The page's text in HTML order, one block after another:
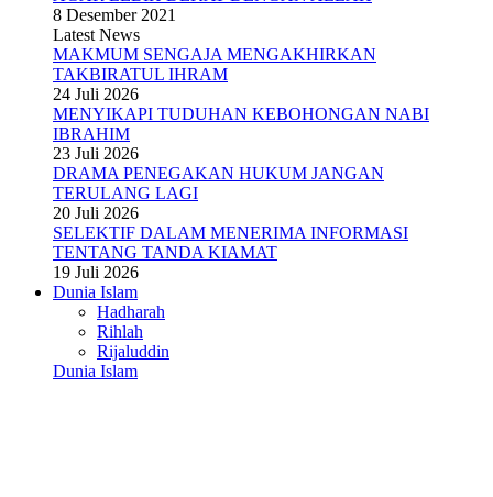
8 Desember 2021
Latest News
MAKMUM SENGAJA MENGAKHIRKAN
TAKBIRATUL IHRAM
24 Juli 2026
MENYIKAPI TUDUHAN KEBOHONGAN NABI
IBRAHIM
23 Juli 2026
DRAMA PENEGAKAN HUKUM JANGAN
TERULANG LAGI
20 Juli 2026
SELEKTIF DALAM MENERIMA INFORMASI
TENTANG TANDA KIAMAT
19 Juli 2026
Dunia Islam
Hadharah
Rihlah
Rijaluddin
Dunia Islam